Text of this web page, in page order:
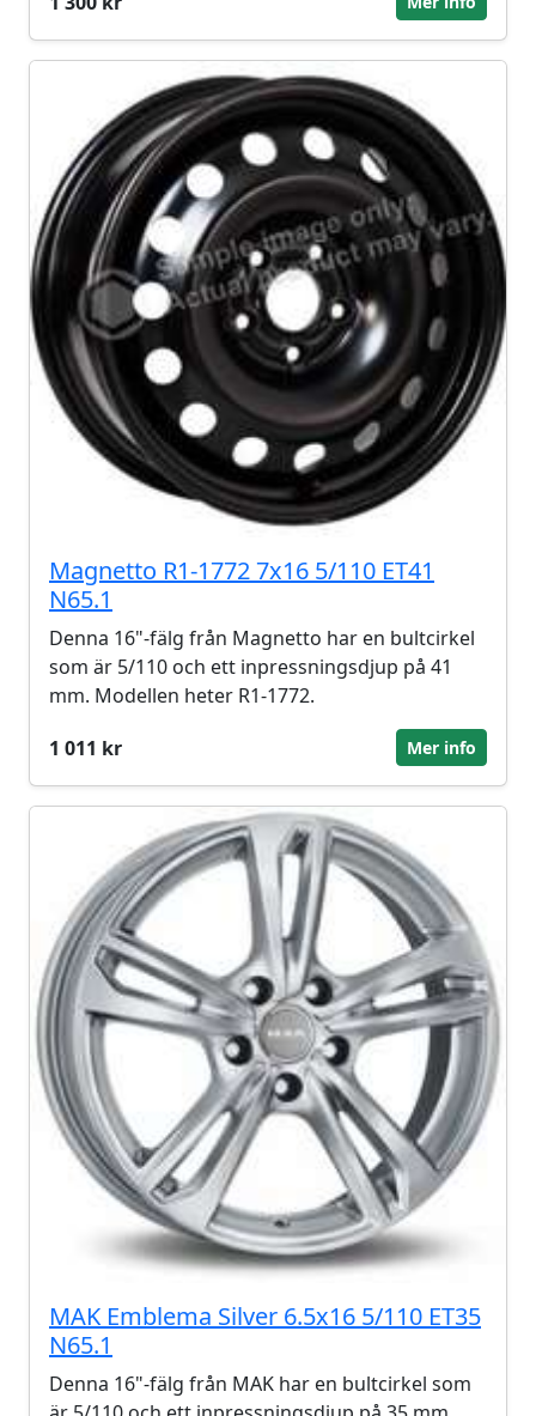
Magnetto R1-1772 7x16 5/110 ET41
N65.1
Denna 16"-fälg från Magnetto har en bultcirkel
som är 5/110 och ett inpressningsdjup på 41
mm. Modellen heter R1-1772.
1 011 kr
Mer info
MAK Emblema Silver 6.5x16 5/110 ET35
N65.1
Denna 16"-fälg från MAK har en bultcirkel som